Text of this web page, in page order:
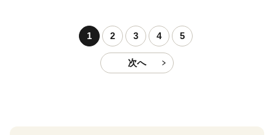
1 2 3 4 5
次へ